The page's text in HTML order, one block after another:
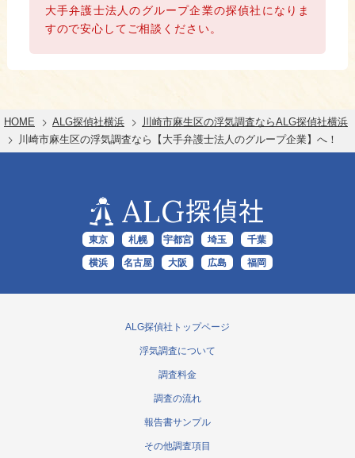
大手弁護士法人のグループ企業の探偵社になりま
すので安心してご相談ください。
HOME ALG探偵社横浜
川崎市麻生区の浮気調査ならALG探偵社横浜
川崎市麻生区の浮気調査なら【大手弁護士法人のグループ企業】へ！
ALG探偵社
東京 札幌 宇都宮 埼玉 千葉
横浜 名古屋 大阪 広島 福岡
ALG探偵社トップページ
浮気調査について
調査料金
調査の流れ
報告書サンプル
その他調査項目